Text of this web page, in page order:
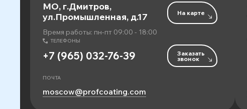
МО, г.Дмитров,
ул.Промышленная, д.17
Время работы: пн-пт 09:00 - 18:00
На карте
ТЕЛЕФОНЫ
+7 (965) 032-76-39 Заказать
звонок
ПОЧТА
moscow@profcoating.com